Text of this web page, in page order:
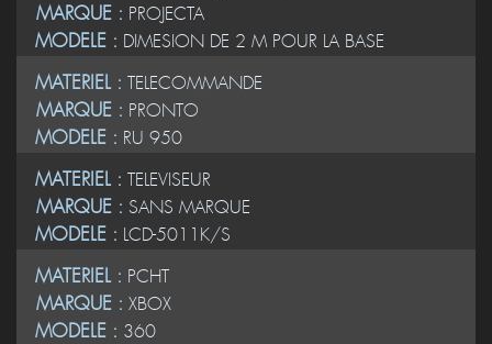
MARQUE : PROJECTA
MODELE : DIMESION DE 2 M POUR LA BASE
MATERIEL : TELECOMMANDE
MARQUE : PRONTO
MODELE : RU 950
MATERIEL : TELEVISEUR
MARQUE : SANS MARQUE
MODELE : LCD-5011K/S
MATERIEL : PCHT
MARQUE : XBOX
MODELE : 360